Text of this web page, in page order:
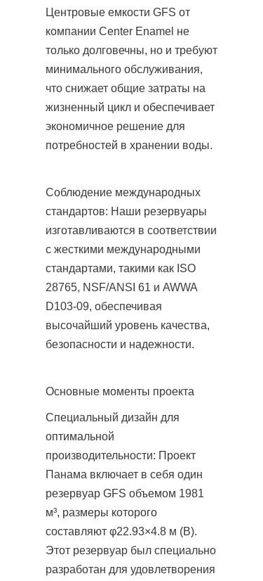
Центровые емкости GFS от
компании Center Enamel не
только долговечны, но и требуют
минимального обслуживания,
что снижает общие затраты на
жизненный цикл и обеспечивает
экономичное решение для
потребностей в хранении воды.
Соблюдение международных
стандартов: Наши резервуары
изготавливаются в соответствии
с жесткими международными
стандартами, такими как ISO
28765, NSF/ANSI 61 и AWWA
D103-09, обеспечивая
высочайший уровень качества,
безопасности и надежности.
Основные моменты проекта
Специальный дизайн для
оптимальной
производительности: Проект
Панама включает в себя один
резервуар GFS объемом 1981
м³, размеры которого
составляют φ22.93×4.8 м (В).
Этот резервуар был специально
разработан для удовлетворения